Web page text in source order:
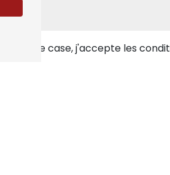
cette case, j'accepte les